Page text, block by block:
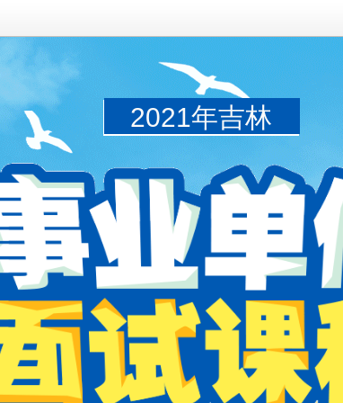
2021年吉林